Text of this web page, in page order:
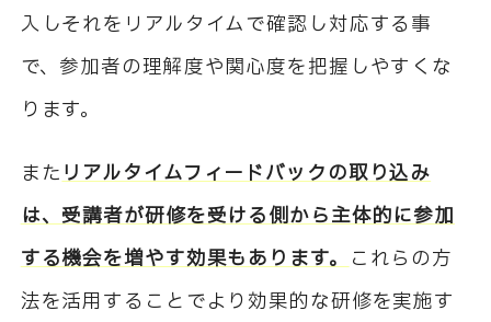
入しそれをリアルタイムで確認し対応する事
で、参加者の理解度や関心度を把握しやすくな
ります。
またリアルタイムフィードバックの取り込み
は、受講者が研修を受ける側から主体的に参加
する機会を増やす効果もあります。これらの方
法を活用することでより効果的な研修を実施す